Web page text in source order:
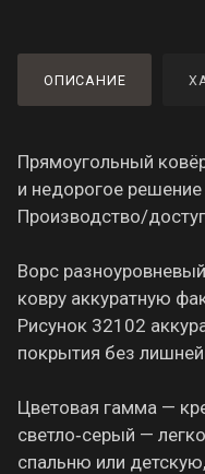
ОПИСАНИЕ
Прямоугольный
и недорогое
Производство/
Ворс
ковру аккуратную
Рисунок 32102
покрытия без
Цветовая гамма —
светло‑серый —
спальню или